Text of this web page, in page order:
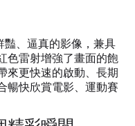
豔、逼真的影像，兼具
色雷射增強了畫面的飽
來更快速的啟動、長期
暢快欣賞電影、運動賽